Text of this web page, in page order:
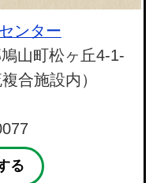
ンター
山町松ヶ丘4-1-
合施設内）
る